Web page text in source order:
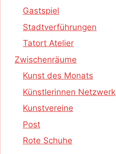
Gastspiel
Stadtverführungen
Tatort Atelier
Zwischenräume
Kunst des Monats
Künstlerinnen Netzwerk
Kunstvereine
Post
Rote Schuhe